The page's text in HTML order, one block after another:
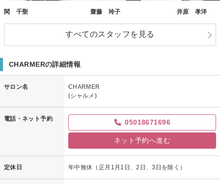
関 千聖 齋藤 玲子 井原 孝洋
すべてのスタッフを見る
CHARMERの詳細情報
サロン名
CHARMER
(シャルメ)
電話・ネット予約 05018671696
ネット予約へ進む
定休日 年中無休（正月1月1日、2日、3日を除く）